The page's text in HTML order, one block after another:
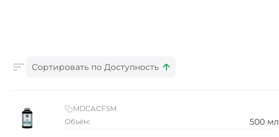
Сортировать по Доступность
MDCACFSM
Объём:
500 мл